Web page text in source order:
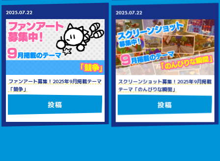
2025.07.22
ファンアート募集！2025年9月掲載テーマ
「競争」
投稿
2025.07.22
スクリーンショット募集！2025年9月掲載
テーマ「のんびりな瞬間」
投稿